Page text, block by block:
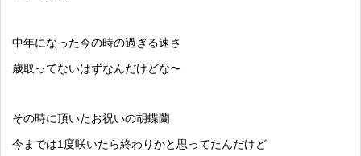
中年になった今の時の過ぎる速さ
歳取ってないはずなんだけどな〜
その時に頂いたお祝いの胡蝶蘭
今までは1度咲いたら終わりかと思ってたんだけど